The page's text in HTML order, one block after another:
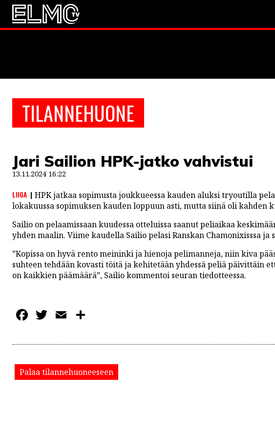
TILANNEHUONE
Jari Sailion HPK-jatko vahvistui
13.11.2024 16:22
LIIGA HPK jatkaa sopimusta joukkueessa kauden aluksi tryoutilla
lokakuussa sopimuksen kauden loppuun asti, mutta siinä oli kahden
Sailio on pelaamissaan kuudessa otteluissa saanut peliaikaa
yhden maalin. Viime kaudella Sailio pelasi Ranskan Chamonixisssa ja
”Kopissa on hyvä rento meininki ja hienoja pelimanneja, niin kiva
suhteen tehdään kovasti töitä ja kehitetään yhdessä peliä päivittäin
on kaikkien päämäärä”, Sailio kommentoi seuran tiedotteessa.
Facebook
Twitter
Email
Palaa tilannehuoneeseen
JALKAPALLO
EM2021
JÄÄKIEKKO
PESÄPALLO
LINTU VAI KALA
46 DENTON ROAD
VIDEOT
PODCASTIT
KOLUMNIT